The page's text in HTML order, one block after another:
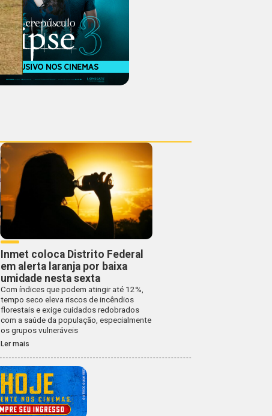
Inmet coloca Distrito Federal
em alerta laranja por baixa
umidade nesta sexta
Com índices que podem atingir até 12%,
tempo seco eleva riscos de incêndios
florestais e exige cuidados redobrados
com a saúde da população, especialmente
os grupos vulneráveis
Ler mais